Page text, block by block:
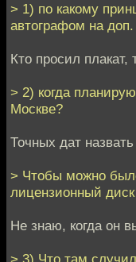
> 1) по какому
автографом на
Кто просил плакат,
> 2) когда
Москве?
Точных дат
> Чтобы можно
лицензионный
Не знаю, когда он